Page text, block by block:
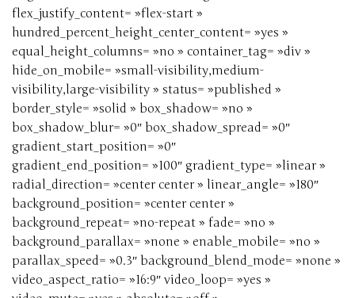
flex_justify_content= »flex-start »
hundred_percent_height_center_content= »yes »
equal_height_columns= »no » container_tag= »div »
hide_on_mobile= »small-visibility,medium-
visibility,large-visibility » status= »published »
border_style= »solid » box_shadow= »no »
box_shadow_blur= »0″ box_shadow_spread= »0″
gradient_start_position= »0″
gradient_end_position= »100″ gradient_type= »linear »
radial_direction= »center center » linear_angle= »180″
background_position= »center center »
background_repeat= »no-repeat » fade= »no »
background_parallax= »none » enable_mobile= »no »
parallax_speed= »0.3″ background_blend_mode= »none »
video_aspect_ratio= »16:9″ video_loop= »yes »